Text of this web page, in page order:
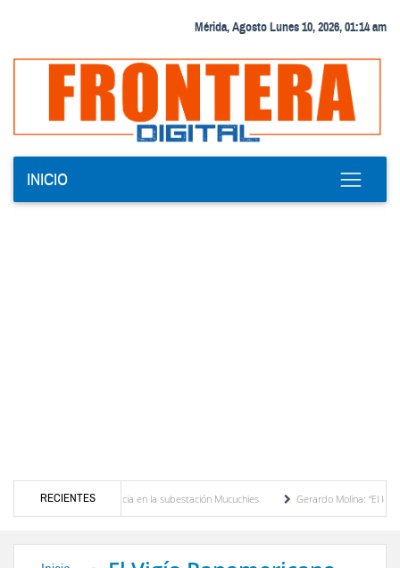
Mérida, Agosto Lunes 10, 2026, 01:14 am
INICIO
RECIENTES
de potencia en la subestación Mucuchies
Gerardo Molina: “El legado de